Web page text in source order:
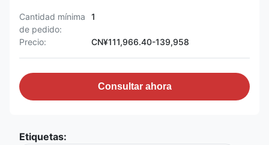
Cantidad mínima
de pedido:
1
Precio: CN¥111,966.40-139,958
Consultar ahora
Etiquetas: